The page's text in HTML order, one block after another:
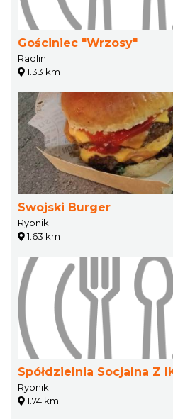
Gościniec "Wrzosy"
Radlin
1.33 km
Swojski Burger
Rybnik
1.63 km
Spółdzielnia Socjalna Z
Rybnik
1.74 km